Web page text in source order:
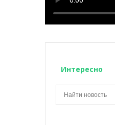
Интересно